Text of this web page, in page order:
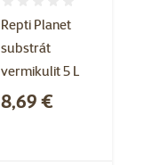
Repti Planet
substrát
vermikulit 5 L
Cena
8,69 €